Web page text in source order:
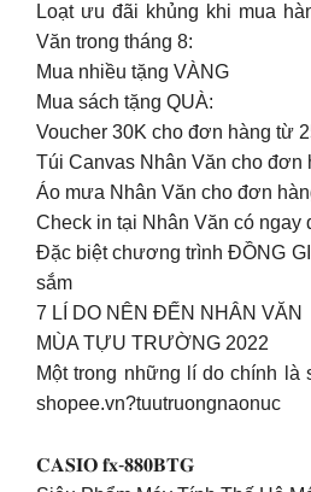
Loạt ưu đãi khủng khi mua
Văn trong tháng 8:
Mua nhiều tặng VÀNG
Mua sách tặng QUÀ:
Voucher 30K cho đơn hàng từ
Túi Canvas Nhân Văn cho đơn
Áo mưa Nhân Văn cho đơn
Check in tại Nhân Văn có ngay
Đặc biệt chương trình ĐỒNG
sắm
7 LÍ DO NÊN ĐẾN NHÂN VĂN
MÙA TỰU TRƯỜNG 2022
Một trong những lí do chính là
shopee.vn?tuutruongnaonuc
𝐂𝐀𝐒𝐈𝐎 𝐟𝐱-𝟖𝟖𝟎𝐁𝐓𝐆